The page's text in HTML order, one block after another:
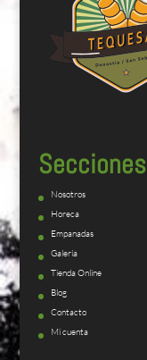
Secciones
Nosotros
Horeca
Empanadas
Galería
Tienda Online
Blog
Contacto
Mi cuenta